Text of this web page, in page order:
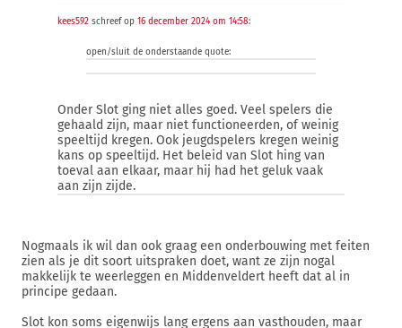
kees592 schreef op 16 december 2024 om 14:58:
open/sluit de onderstaande quote:
Onder Slot ging niet alles goed. Veel spelers die
gehaald zijn, maar niet functioneerden, of weinig
speeltijd kregen. Ook jeugdspelers kregen weinig
kans op speeltijd. Het beleid van Slot hing van
toeval aan elkaar, maar hij had het geluk vaak
aan zijn zijde.
Nogmaals ik wil dan ook graag een onderbouwing met feiten
zien als je dit soort uitspraken doet, want ze zijn nogal
makkelijk te weerleggen en Middenveldert heeft dat al in
principe gedaan.
Slot kon soms eigenwijs lang ergens aan vasthouden, maar